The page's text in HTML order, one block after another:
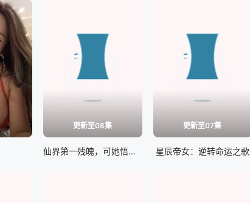
更新至08集
仙界第一残魄，可她悟性超绝
更新至07集
星辰帝女：逆转命运之歌